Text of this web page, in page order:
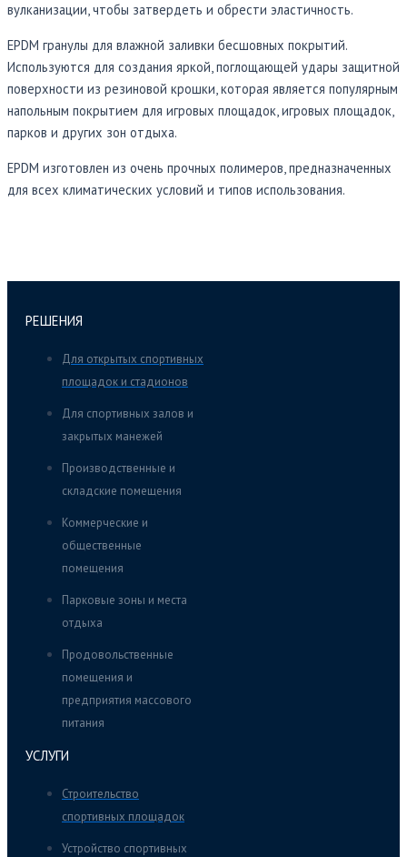
вулканизации, чтобы затвердеть и обрести эластичность.
EPDM гранулы для влажной заливки бесшовных покрытий.
Используются для создания яркой, поглощающей удары защитной
поверхности из резиновой крошки, которая является популярным
напольным покрытием для игровых площадок, игровых площадок,
парков и других зон отдыха.
EPDM изготовлен из очень прочных полимеров, предназначенных
для всех климатических условий и типов использования.
РЕШЕНИЯ
Для открытых спортивных
площадок и стадионов
Для спортивных залов и
закрытых манежей
Производственные и
складские помещения
Коммерческие и
общественные
помещения
Парковые зоны и места
отдыха
Продовольственные
помещения и
предприятия массового
питания
УСЛУГИ
Строительство
спортивных площадок
Устройство спортивных